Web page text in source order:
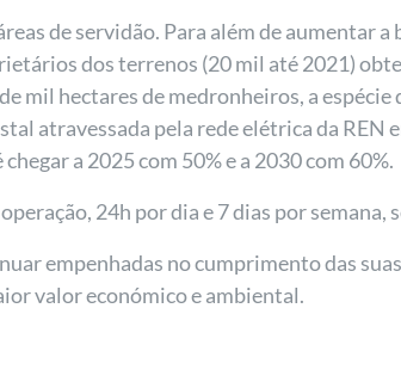
de servidão. Para além de aumentar
dos terrenos (20 mil até 2021)
mil hectares de medronheiros, a
atravessada pela rede elétrica da REN
a 2025 com 50% e a 2030 com 60%.
24h por dia e 7 dias por semana,
empenhadas no cumprimento das
valor económico e ambiental.